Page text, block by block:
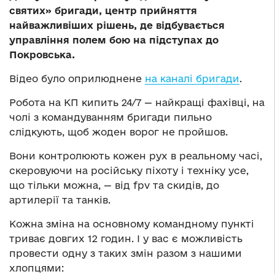
святих» бригади, центр прийняття
найважливіших рішень, де відбувається
управління полем бою на підступах до
Покровська.
Відео було оприлюднене на каналі бригади.
Робота на КП кипить 24/7 — найкращі фахівці, на
чолі з командуванням бригади пильно
слідкують, щоб жоден ворог не пройшов.
Вони контролюють кожен рух в реальному часі,
скеровуючи на російську піхоту і техніку усе,
що тільки можна, — від fpv та скидів, до
артилерії та танків.
Кожна зміна на основному командному пункті
триває довгих 12 годин. І у вас є можливість
провести одну з таких змін разом з нашими
хлопцями: